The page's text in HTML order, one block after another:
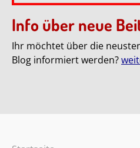
Info über neue
Ihr möchtet über die
Blog informiert werden?